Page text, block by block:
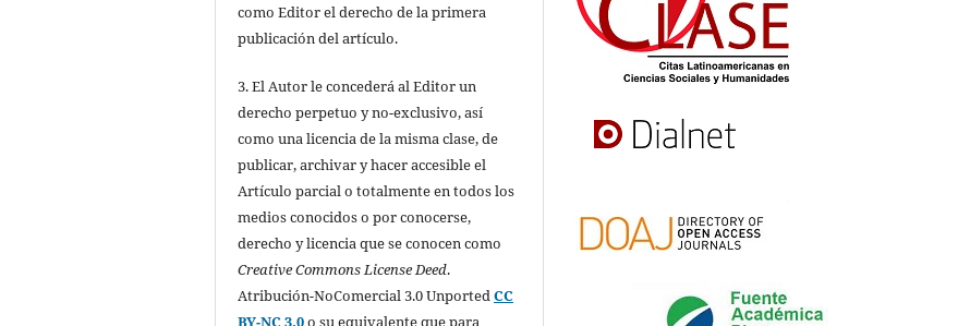
como Editor el derecho de la primera
publicación del artículo.
3. El Autor le concederá al Editor un
derecho perpetuo y no-exclusivo, así
como una licencia de la misma clase, de
publicar, archivar y hacer accesible el
Artículo parcial o totalmente en todos los
medios conocidos o por conocerse,
derecho y licencia que se conocen como
Creative Commons License Deed.
Atribución-NoComercial 3.0 UnportedCC
BY-NC 3.0o su equivalente que para